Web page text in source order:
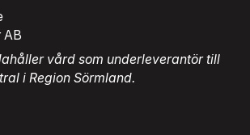
AB
vård som underleverantör till
i Region Sörmland.